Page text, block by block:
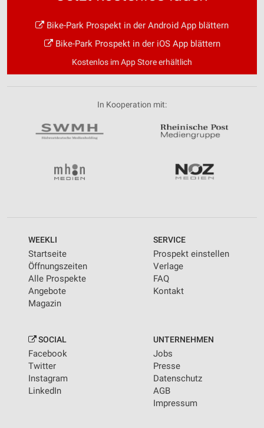
Bike-Park Prospekt in der Android App blättern
Bike-Park Prospekt in der iOS App blättern
Kostenlos im App Store erhältlich
In Kooperation mit:
WEEKLI
Startseite
Öffnungszeiten
Alle Prospekte
Angebote
Magazin
SERVICE
Prospekt einstellen
Verlage
FAQ
Kontakt
SOCIAL
Facebook
Twitter
Instagram
LinkedIn
UNTERNEHMEN
Jobs
Presse
Datenschutz
AGB
Impressum